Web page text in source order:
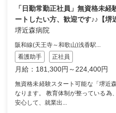
「日勤常勤正社員」無資格未
ートしたい方、歓迎です♪♪【堺
堺近森病院
阪和線(天王寺～和歌山)浅香駅...
看護助手
正社員
月給：181,300円～224,400円
無資格未経験スタート可能な「堺近
なります。 教育体制が整っている為
安心して、就業出...